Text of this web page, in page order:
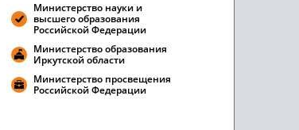
Министерство науки и
высшего образования
Российской Федерации
Министерство образования
Иркутской области
Министерство просвещения
Российской Федерации